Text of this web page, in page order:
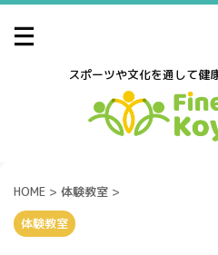
スポーツや文化を通して健
HOME > 体験教室 >
体験教室